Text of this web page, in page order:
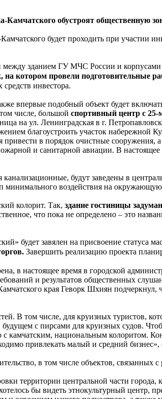
обустроят общественную
будет проходить при участии
между зданием ГУ МЧС России и
на котором провели подготовительные
инвестора.
впервые подобный объект будет
числе, большой спортивный центр с
на ул. Ленинградская в г.
благоустроить участок набережной
в порядок очистные сооружения,
и санитарной авиации. В
будут заведены в
минимального воздействия на окружающую
колорит. Так, здание гостиницы
что пока не определено – это
будет завялен на присвоение статуса
Завершить реализацию проекта
в настоящее время в городской
и результатов общественных
края Геворк Шхиян подчеркнул,
В том числе, для круизных туристов,
с пирсами для круизных судов.
камчатским, национальным колоритом.
привлекать малый и средний
в том числе объектов, связанных
территории центральной части
бы видеть этнокультурный центр,